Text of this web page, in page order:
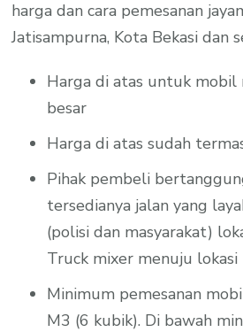
harga dan cara pemesanan
Jatisampurna, Kota Bekasi dan
Harga di atas untuk mobil
besar
Harga di atas sudah
Pihak pembeli
tersedianya jalan yang
(polisi dan masyarakat)
Truck mixer menuju lokasi
Minimum pemesanan
M3 (6 kubik). Di bawah